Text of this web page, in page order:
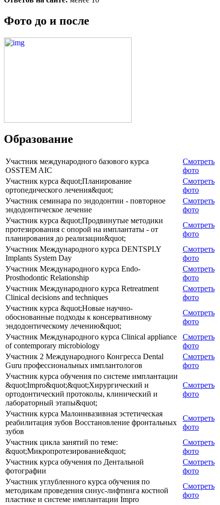
Фото до и после
Образование
Участник международного базового курса
OSSTEM AIC
Смотреть
фото
Участник курса &quot;Планирование
ортопедического лечения&quot;
Смотреть
фото
Участник семинара по эндодонтии - повторное
эндодонтическое лечение
Смотреть
фото
Участник курса &quot;Продвинутые методики
протезирования с опорой на имплантаты - от
планирования до реализации&quot;
Смотреть
фото
Участник Международного курса DENTSPLY
Implants System Day
Смотреть
фото
Участник Международного курса Endo-
Prosthodontic Relationship
Смотреть
фото
Участник Международного курса Retreatment
Clinical decisions and techniques
Смотреть
фото
Участник курса &quot;Новые научно-
обоснованные подходы к консервативному
эндодонтическому лечению&quot;
Смотреть
фото
Участник Международного курса Clinical appliance
of contemporary microbiology
Смотреть
фото
Участник 2 Международного Конгресса Dental
Guru профессиональных имплантологов
Смотреть
фото
Участник курса обучения по системе имплантации
&quot;Impro&quot;&quot;Хирургический и
ортодонтический протоколы, клинический и
лабораторный этапы&quot;
Смотреть
фото
Участник курса Малоинвазивная эстетическая
реабилитация зубов Восстановление фронтальных
зубов
Смотреть
фото
Участник цикла занятий по теме:
&quot;Микропротезирование&quot;
Смотреть
фото
Участник курса обучения по Дентальной
фотографии
Смотреть
фото
Участник углубленного курса обучения по
методикам проведения синус-лифтинга костной
пластике и системе имплантации Impro
Смотреть
фото